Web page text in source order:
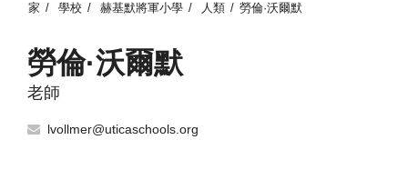
家 學校 赫基默將軍小學 人類 勞倫·沃爾默
勞倫·沃爾默
老師
lvollmer@uticaschools.org